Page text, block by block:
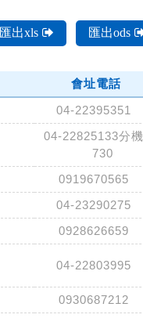
匯出xls 匯出ods
會址電話
04-22395351
04-22825133分機
730
0919670565
04-23290275
0928626659
04-22803995
0930687212